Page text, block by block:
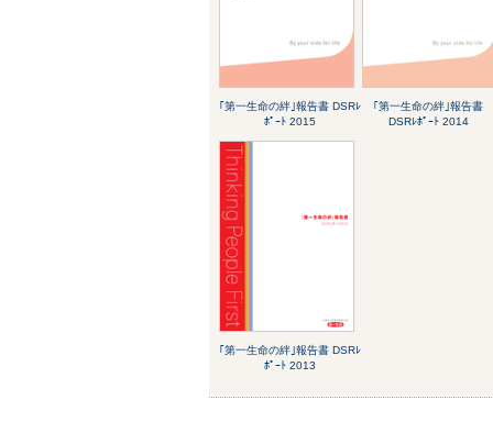
｢第一生命の絆｣報告書 DSRﾚ
ﾎﾟｰﾄ 2015
｢第一生命の絆｣報告書
DSRﾚﾎﾟｰﾄ 2014
｢第一生命の絆｣報告書 DSRﾚ
ﾎﾟｰﾄ 2013